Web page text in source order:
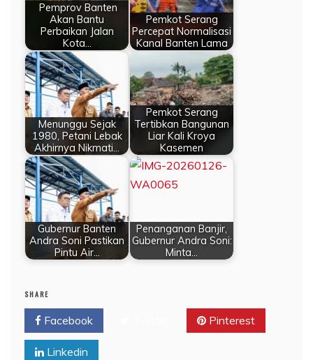
Pemprov Banten
Akan Bantu
Perbaikan Jalan
Kota…
Pemkot Serang
Percepat Normalisasi
Kanal Banten Lama
Menunggu Sejak
1980, Petani Lebak
Akhirnya Nikmati…
Pemkot Serang
Tertibkan Bangunan
Liar Kali Kroya
Kasemen
Gubernur Banten
Andra Soni Pastikan
Pintu Air…
Penanganan Banjir,
Gubernur Andra Soni:
Minta…
SHARE
Facebook Pinterest
Linkedin